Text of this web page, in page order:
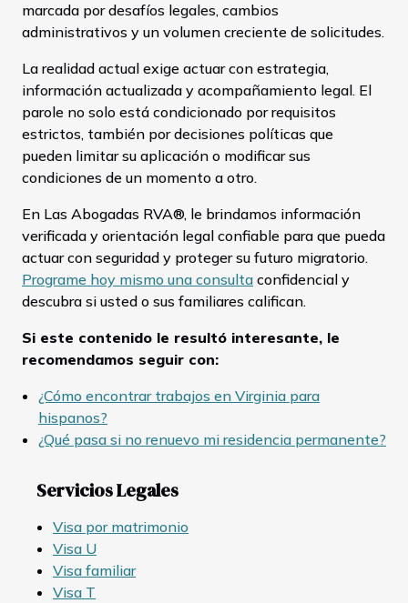
marcada por desafíos legales, cambios
administrativos y un volumen creciente de solicitudes.
La realidad actual exige actuar con estrategia,
información actualizada y acompañamiento legal. El
parole no solo está condicionado por requisitos
estrictos, también por decisiones políticas que
pueden limitar su aplicación o modificar sus
condiciones de un momento a otro.
En Las Abogadas RVA®, le brindamos información
verificada y orientación legal confiable para que pueda
actuar con seguridad y proteger su futuro migratorio.
Programe hoy mismo una consulta confidencial y
descubra si usted o sus familiares califican.
Si este contenido le resultó interesante, le
recomendamos seguir con:
¿Cómo encontrar trabajos en Virginia para
hispanos?
¿Qué pasa si no renuevo mi residencia permanente?
Servicios Legales
Visa por matrimonio
Visa U
Visa familiar
Visa T